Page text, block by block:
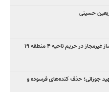
حسینی
جوزانی؛ حذف کنده‌های فرسوده و